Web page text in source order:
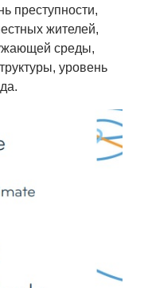
преступности,
жителей,
среды,
уровень